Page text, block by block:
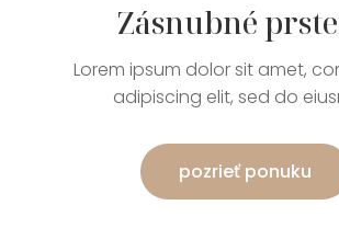
Zásnubné
Lorem ipsum dolor sit amet,
adipiscing elit, sed do
pozrieť ponuku